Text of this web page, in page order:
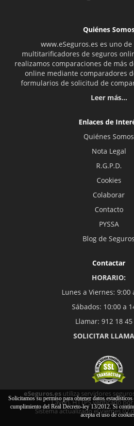
Quiénes
www.eSeguros.es es uno
multitarificadores de seguros
realizamos comparaciones de más
online mediante comparadores
formularios de solicitud de
Leer más...
Enlaces de
Quiénes Somos
Nota Legal
R.G.P.D.
Cookies
Colaborar
Contacto
PYSSA
Blog de Seguros
Contactar
HORARIO:
Lunes a Viernes: 9:00
Sábados: 10:00 a
Llamar: 912 18
SOLICITAR
eSeguros.es utiliza servidores
Layer), HTTPS verificado
Sistema actualizado el viernes 07
Solicitamos su permiso para obtener datos
cumplimiento del Real Decreto-ley 13/2012. Si
acepta el uso de